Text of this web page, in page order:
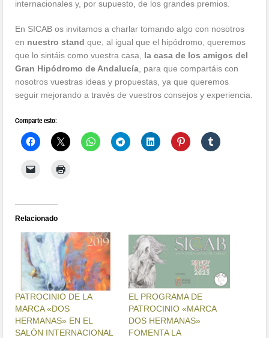
internacionales y, por supuesto, de los grandes premios.
En SICAB os invitamos a charlar tomando algo con nosotros
en nuestro stand que, al igual que el hipódromo, queremos
que lo sintáis como vuestra casa, la casa de los amigos del
Gran Hipódromo de Andalucía, para que compartáis con
nosotros vuestras ideas y propuestas, ya que queremos
seguir mejorando a través de vuestros consejos y experiencia.
Comparte esto:
Relacionado
PATROCINIO DE LA
MARCA «DOS
HERMANAS» EN EL
SALÓN INTERNACIONAL
EL PROGRAMA DE
PATROCINIO «MARCA
DOS HERMANAS»
FOMENTA LA